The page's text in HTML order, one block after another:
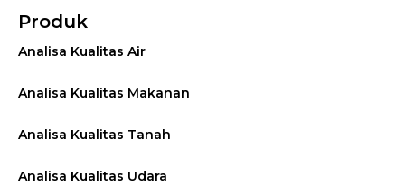
Produk
Analisa Kualitas Air
Analisa Kualitas Makanan
Analisa Kualitas Tanah
Analisa Kualitas Udara